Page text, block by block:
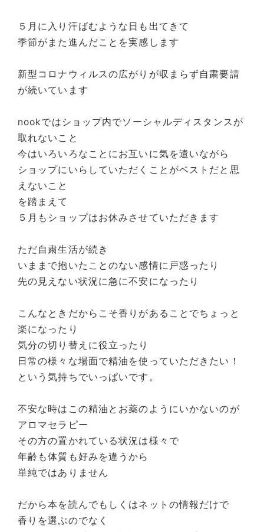
５月に入り汗ばむような日も出てきて
季節がまた進んだことを実感します
新型コロナウィルスの広がりが収まらず自粛要請
が続いています
nookではショップ内でソーシャルディスタンスが
取れないこと
今はいろいろなことにお互いに気を遣いながら
ショップにいらしていただくことがベストだと思
えないこと
を踏まえて
５月もショップはお休みさせていただきます
ただ自粛生活が続き
いままで抱いたことのない感情に戸惑ったり
先の見えない状況に急に不安になったり
こんなときだからこそ香りがあることでちょっと
楽になったり
気分の切り替えに役立ったり
日常の様々な場面で精油を使っていただきたい！
という気持ちでいっぱいです。
不安な時はこの精油とお薬のようにいかないのが
アロマセラピー
その方の置かれている状況は様々で
年齢も体質も好みを違うから
単純ではありません
だから本を読んでもしくはネットの情報だけで
香りを選ぶのでなく